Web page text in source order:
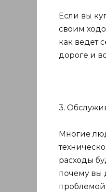
Если вы
своим
как ведет
дороге и
3.
Многие
расходы
почему вы